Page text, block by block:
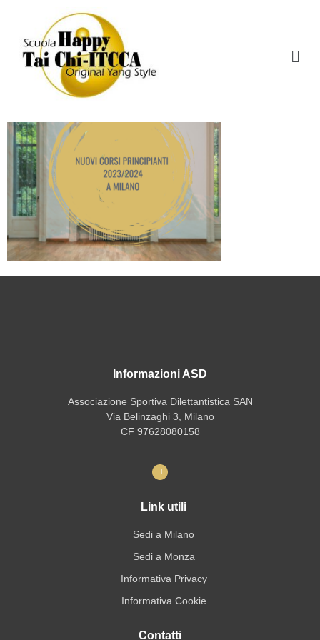
Corsi Milano
Informazioni ASD
Associazione Sportiva Dilettantistica SAN
Via Belinzaghi 3, Milano
CF 97628080158
Link utili
Sedi a Milano
Sedi a Monza
Informativa Privacy
Informativa Cookie
Contatti